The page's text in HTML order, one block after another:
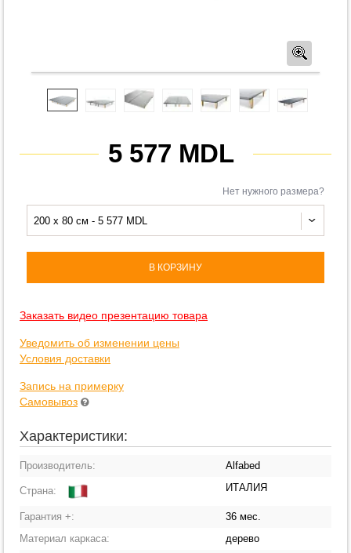
5 577 MDL
Нет нужного размера?
200 x 80 см - 5 577 MDL
В КОРЗИНУ
Заказать видео презентацию товара
Уведомить об изменении цены
Условия доставки
Запись на примерку
Самовывоз
Характеристики:
Производитель: Alfabed
Страна: ИТАЛИЯ
Гарантия +:
36 мес.
Материал каркаса:
дерево